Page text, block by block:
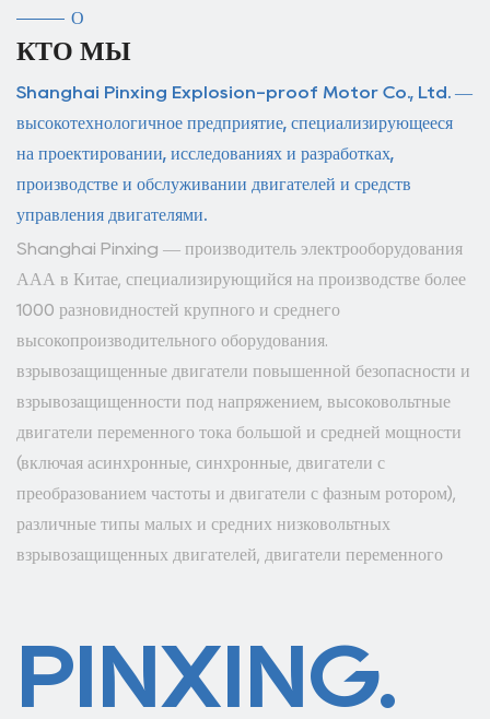
О
КТО МЫ
Shanghai Pinxing Explosion-proof Motor Co., Ltd. —
высокотехнологичное предприятие, специализирующееся
на проектировании, исследованиях и разработках,
производстве и обслуживании двигателей и средств
управления двигателями.
Shanghai Pinxing — производитель электрооборудования
ААА в Китае, специализирующийся на производстве более
1000 разновидностей крупного и среднего
высокопроизводительного оборудования.
взрывозащищенные двигатели повышенной безопасности и
взрывозащищенности под напряжением, высоковольтные
двигатели переменного тока большой и средней мощности
(включая асинхронные, синхронные, двигатели с
преобразованием частоты и двигатели с фазным ротором),
различные типы малых и средних низковольтных
взрывозащищенных двигателей, двигатели переменного
широко используются в областях добычи угля, металлургии,
цемента, производства бумаги, защиты окружающей среды,
нефти, химии, текстиля, дорожного движения, водного
PINXING.